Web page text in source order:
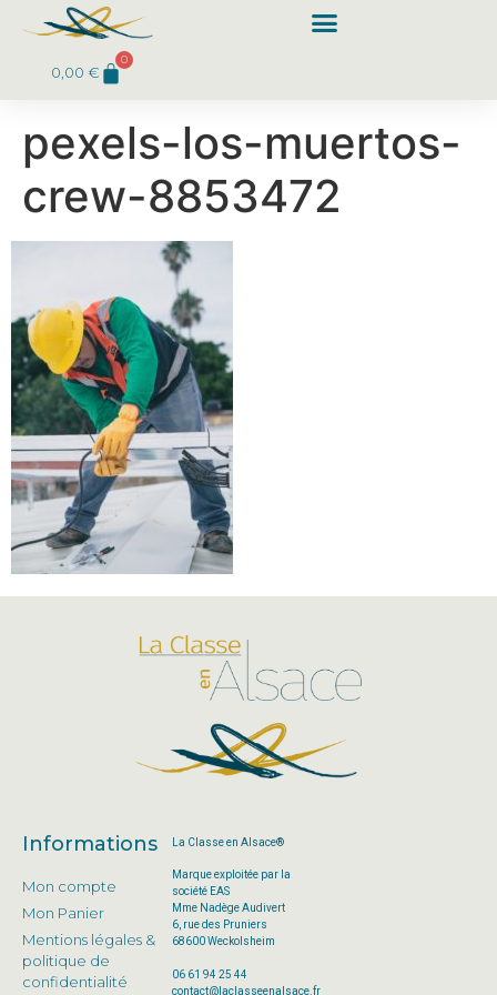
0,00€
0
pexels-los-muertos-
crew-8853472
Informations
Mon compte
Mon Panier
Mentions légales &
politique de
confidentialité
La Classe en Alsace®
Marque exploitée par la
société EAS
Mme Nadège Audivert
6, rue des Pruniers
68600 Weckolsheim
06 61 94 25 44
contact@laclasseenalsace.fr